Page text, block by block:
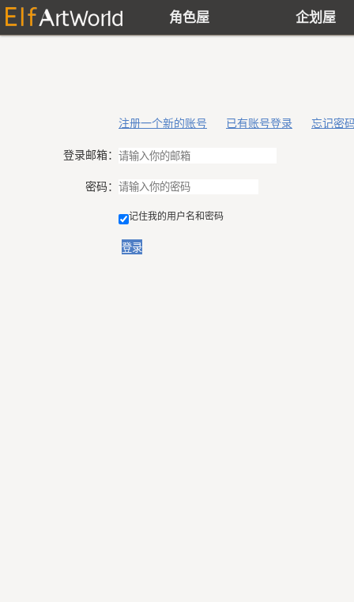
角色屋 企划屋
注册一个新的账号 已有账号登录 忘记密
登录邮箱：
密码：
记住我的用户名和密码